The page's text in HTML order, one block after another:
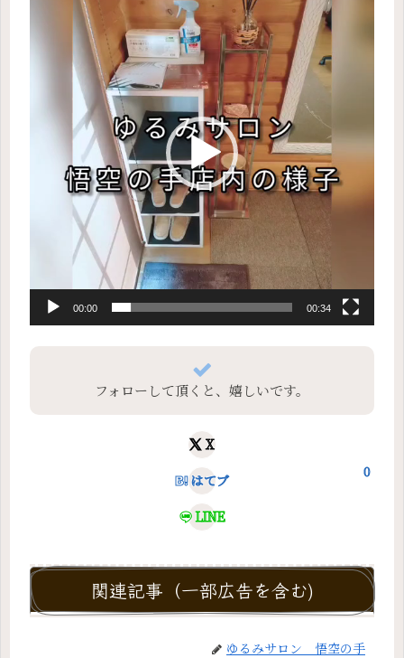
00:00 00:34
フォローして頂くと、嬉しいです。
X
はてブ
0
LINE
関連記事（一部広告を含む)
ゆるみサロン 悟空の手